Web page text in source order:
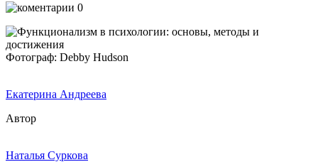
0
Фотограф: Debby Hudson
Екатерина Андреева
Автор
Наталья Суркова